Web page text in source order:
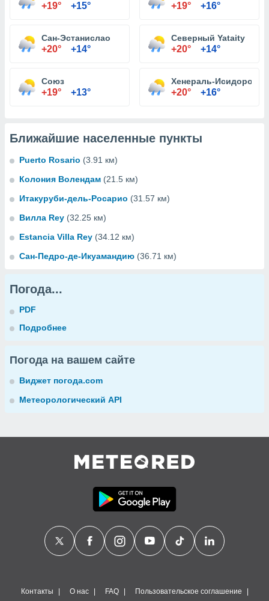
+19° +15° +19° +16°
Сан-Эстанислао
+20° +14°
Северный Yataity
+20° +14°
Союз
+19° +13°
Хенераль-Исидоро-
+20° +16°
Ближайшие населенные пункты
Puerto Rosario (3.91 км)
Колония Волендам (21.5 км)
Итакуруби-дель-Росарио (31.57 км)
Вилла Rey (32.25 км)
Estancia Villa Rey (34.12 км)
Сан-Педро-де-Икуамандию (36.71 км)
Погода...
PDF
Подробнее
Погода на вашем сайте
Виджет погода.com
Метеорологический API
Контакты О нас FAQ Пользовательское соглашение